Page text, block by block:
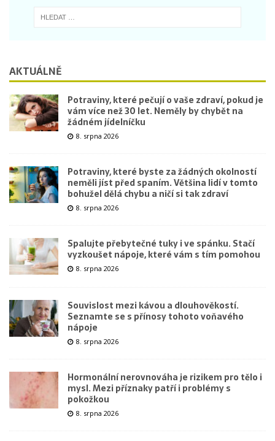
AKTUÁLNĚ
Potraviny, které pečují o vaše zdraví, pokud je
vám více než 30 let. Neměly by chybět na
žádném jídelníčku
8. srpna 2026
Potraviny, které byste za žádných okolností
neměli jíst před spaním. Většina lidí v tomto
bohužel dělá chybu a ničí si tak zdraví
8. srpna 2026
Spalujte přebytečné tuky i ve spánku. Stačí
vyzkoušet nápoje, které vám s tím pomohou
8. srpna 2026
Souvislost mezi kávou a dlouhověkostí.
Seznamte se s přínosy tohoto voňavého
nápoje
8. srpna 2026
Hormonální nerovnováha je rizikem pro tělo i
mysl. Mezi příznaky patří i problémy s
pokožkou
8. srpna 2026